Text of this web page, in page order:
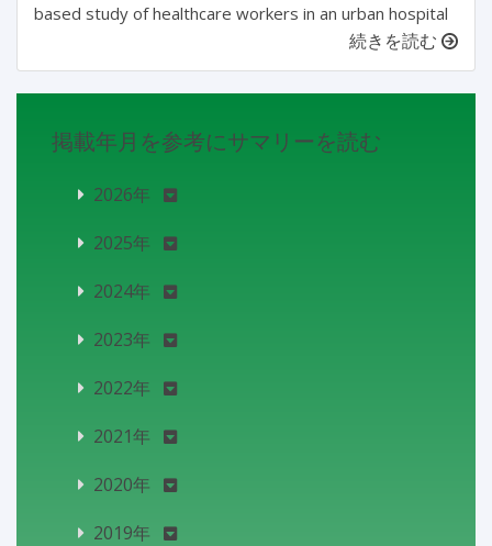
based study of healthcare workers in an urban hospital
続きを読む
掲載年月を参考にサマリーを読む
2026年
2025年
2024年
2023年
2022年
2021年
2020年
2019年